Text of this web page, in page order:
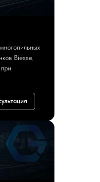
Biesse,